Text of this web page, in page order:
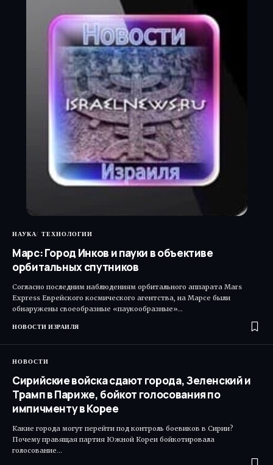
НАУКА ТЕХНОЛОГИИ
Марс: Город Инков и пауки в объективе
орбитальных спутников
Согласно последним наблюдениям орбитального аппарата Mars
Express Еврейского космического агентства, на Марсе были
обнаружены своеобразные «паукообразные»…
НОВОСТИ ИЗРАИЛЯ
НОВОСТИ
Сирийские войска сдают города, Зеленский и
Трамп в Париже, бойкот голосования по
импичменту в Корее
Какие города могут перейти под контроль боевиков в Сирии?
Почему правящая партия Южной Кореи бойкотировала
голосование…